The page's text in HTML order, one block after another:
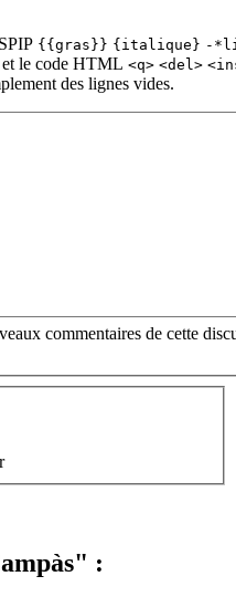
{{gras}} {italique} -
et le code HTML <q> <del>
des lignes vides.
commentaires de cette
: